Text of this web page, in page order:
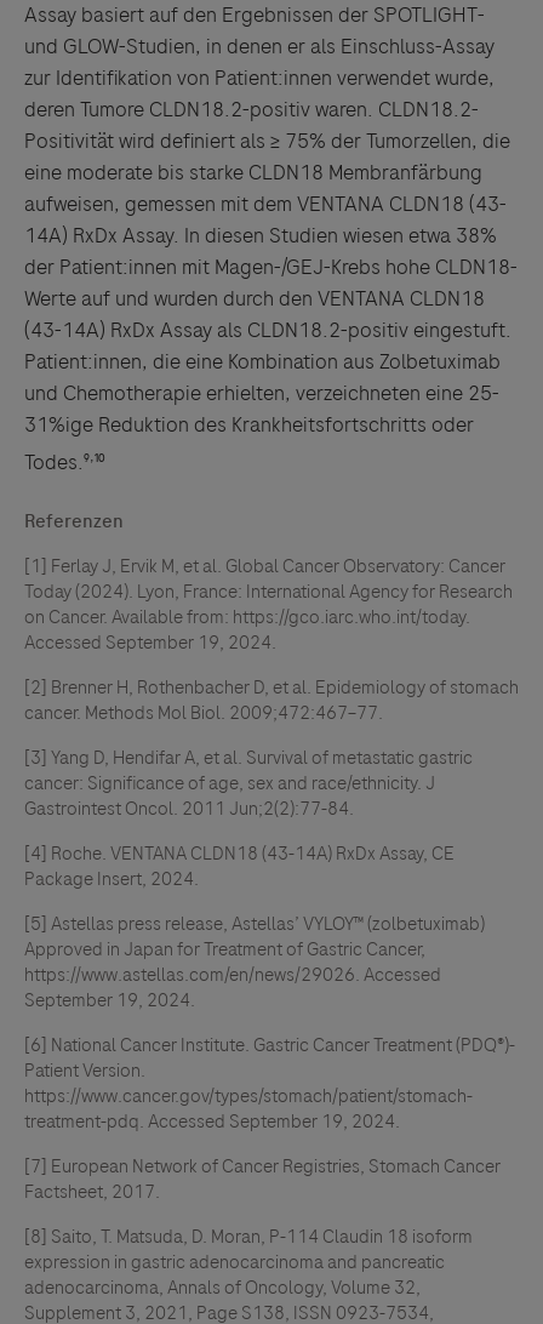
Assay basiert auf den Ergebnissen der SPOTLIGHT-
und GLOW-Studien, in denen er als Einschluss-Assay
zur Identifikation von Patient:innen verwendet wurde,
deren Tumore CLDN18.2-positiv waren. CLDN18.2-
Positivität wird definiert als ≥ 75% der Tumorzellen, die
eine moderate bis starke CLDN18 Membranfärbung
aufweisen, gemessen mit dem VENTANA CLDN18 (43-
14A) RxDx Assay. In diesen Studien wiesen etwa 38%
der Patient:innen mit Magen-/GEJ-Krebs hohe CLDN18-
Werte auf und wurden durch den VENTANA CLDN18
(43-14A) RxDx Assay als CLDN18.2-positiv eingestuft.
Patient:innen, die eine Kombination aus Zolbetuximab
und Chemotherapie erhielten, verzeichneten eine 25-
31%ige Reduktion des Krankheitsfortschritts oder
Todes.⁹,¹⁰
Referenzen
[1] Ferlay J, Ervik M, et al. Global Cancer Observatory: Cancer
Today (2024). Lyon, France: International Agency for Research
on Cancer. Available from: https://gco.iarc.who.int/today.
Accessed September 19, 2024.
[2] Brenner H, Rothenbacher D, et al. Epidemiology of stomach
cancer. Methods Mol Biol. 2009;472:467–77.
[3] Yang D, Hendifar A, et al. Survival of metastatic gastric
cancer: Significance of age, sex and race/ethnicity. J
Gastrointest Oncol. 2011 Jun;2(2):77-84.
[4] Roche. VENTANA CLDN18 (43-14A) RxDx Assay, CE
Package Insert, 2024.
[5] Astellas press release, Astellas’ VYLOY™ (zolbetuximab)
Approved in Japan for Treatment of Gastric Cancer,
https://www.astellas.com/en/news/29026. Accessed
September 19, 2024.
[6] National Cancer Institute. Gastric Cancer Treatment (PDQ®)-
Patient Version.
https://www.cancer.gov/types/stomach/patient/stomach-
treatment-pdq. Accessed September 19, 2024.
[7] European Network of Cancer Registries, Stomach Cancer
Factsheet, 2017.
[8] Saito, T. Matsuda, D. Moran, P-114 Claudin 18 isoform
expression in gastric adenocarcinoma and pancreatic
adenocarcinoma, Annals of Oncology, Volume 32,
Supplement 3, 2021, Page S138, ISSN 0923-7534,
Links zu Websites Dritter werden im Sinne des
Servicegedankens angeboten. Der Herausgeber äußert
keine Meinung über den Inhalt von Websites Dritter und
lehnt ausdrücklich jegliche Verantwortung für
Drittinformationen und deren Verwendung ab.